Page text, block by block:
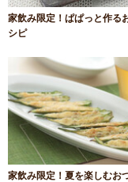
家飲み限定！ぱぱっと作る
シピ
家飲み限定！夏を楽しむお